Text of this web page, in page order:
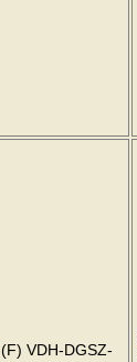
(F) VDH-DGSZ-